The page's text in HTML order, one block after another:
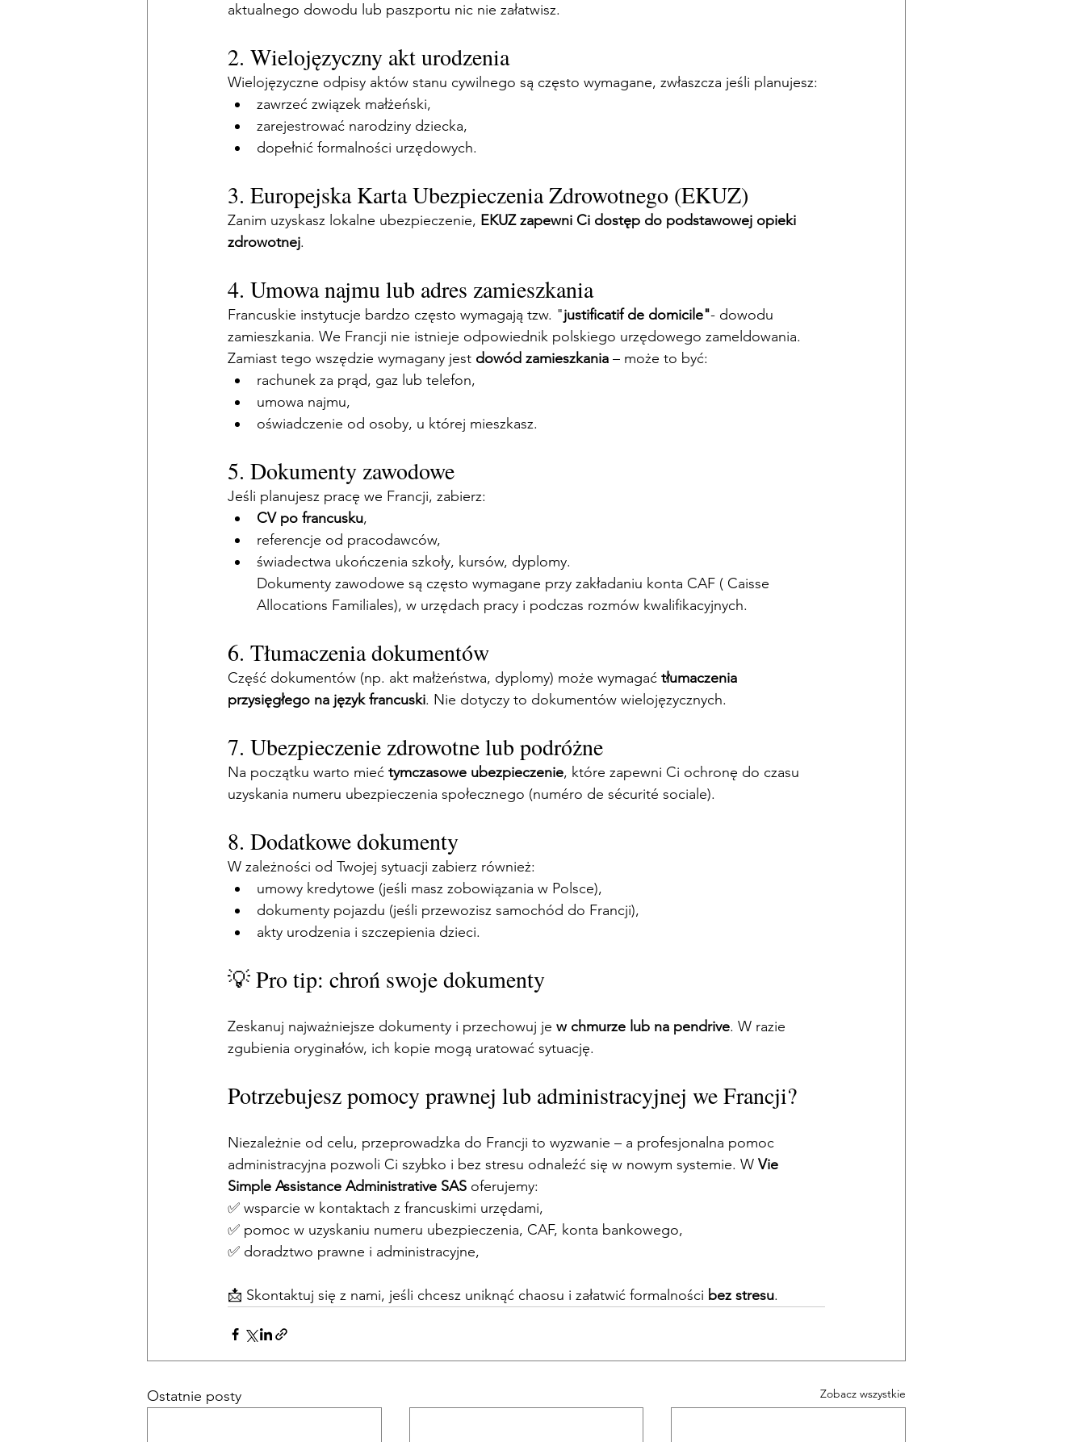
aktualnego dowodu lub paszportu nic nie załatwisz.
2. Wielojęzyczny akt urodzenia
Wielojęzyczne odpisy aktów stanu cywilnego są często wymagane, zwłaszcza jeśli planujesz:
zawrzeć związek małżeński,
zarejestrować narodziny dziecka,
dopełnić formalności urzędowych.
3. Europejska Karta Ubezpieczenia Zdrowotnego (EKUZ)
Zanim uzyskasz lokalne ubezpieczenie, EKUZ zapewni Ci dostęp do podstawowej opieki
zdrowotnej.
4. Umowa najmu lub adres zamieszkania
Francuskie instytucje bardzo często wymagają tzw. "justificatif de domicile"- dowodu
zamieszkania. We Francji nie istnieje odpowiednik polskiego urzędowego zameldowania.
Zamiast tego wszędzie wymagany jest dowód zamieszkania – może to być:
rachunek za prąd, gaz lub telefon,
umowa najmu,
oświadczenie od osoby, u której mieszkasz.
5. Dokumenty zawodowe
Jeśli planujesz pracę we Francji, zabierz:
CV po francusku,
referencje od pracodawców,
świadectwa ukończenia szkoły, kursów, dyplomy.
Dokumenty zawodowe są często wymagane przy zakładaniu konta CAF ( Caisse
Allocations Familiales), w urzędach pracy i podczas rozmów kwalifikacyjnych.
6. Tłumaczenia dokumentów
Część dokumentów (np. akt małżeństwa, dyplomy) może wymagać tłumaczenia
przysięgłego na język francuski. Nie dotyczy to dokumentów wielojęzycznych.
7. Ubezpieczenie zdrowotne lub podróżne
Na początku warto mieć tymczasowe ubezpieczenie, które zapewni Ci ochronę do czasu
uzyskania numeru ubezpieczenia społecznego (numéro de sécurité sociale).
8. Dodatkowe dokumenty
W zależności od Twojej sytuacji zabierz również:
umowy kredytowe (jeśli masz zobowiązania w Polsce),
dokumenty pojazdu (jeśli przewozisz samochód do Francji),
akty urodzenia i szczepienia dzieci.
💡 Pro tip: chroń swoje dokumenty
Zeskanuj najważniejsze dokumenty i przechowuj je w chmurze lub na pendrive. W razie
zgubienia oryginałów, ich kopie mogą uratować sytuację.
Potrzebujesz pomocy prawnej lub administracyjnej we Francji?
Niezależnie od celu, przeprowadzka do Francji to wyzwanie – a profesjonalna pomoc
administracyjna pozwoli Ci szybko i bez stresu odnaleźć się w nowym systemie. W Vie
Simple Assistance Administrative SAS oferujemy:
✅ wsparcie w kontaktach z francuskimi urzędami,
✅ pomoc w uzyskaniu numeru ubezpieczenia, CAF, konta bankowego,
✅ doradztwo prawne i administracyjne,
📩 Skontaktuj się z nami, jeśli chcesz uniknąć chaosu i załatwić formalności bez stresu.
Ostatnie posty Zobacz wszystkie